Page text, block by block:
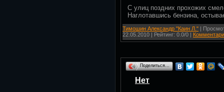
С улиц поздних прохожих
Наглотавшись бензина,
Тимошин Александр "Каин Л." |
22.05.2010 | Рейтинг: 0.0/0 |
Поделиться…
Нет